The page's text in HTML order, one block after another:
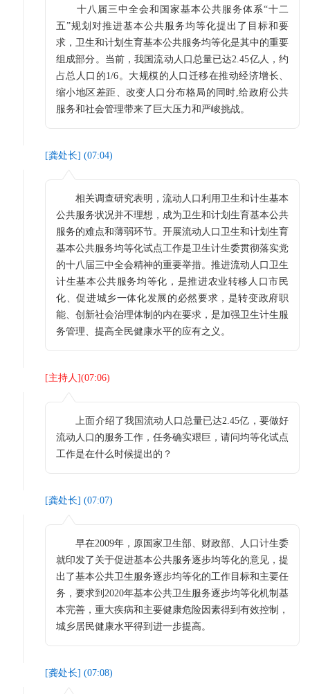
十八届三中全会和国家基本公共服务体系“十二
五”规划对推进基本公共服务均等化提出了目标和要
求，卫生和计划生育基本公共服务均等化是其中的重要
组成部分。当前，我国流动人口总量已达2.45亿人，约
占总人口的1/6。大规模的人口迁移在推动经济增长、
缩小地区差距、改变人口分布格局的同时,给政府公共
服务和社会管理带来了巨大压力和严峻挑战。
[龚处长] (07:04)
相关调查研究表明，流动人口利用卫生和计生基本
公共服务状况并不理想，成为卫生和计划生育基本公共
服务的难点和薄弱环节。开展流动人口卫生和计划生育
基本公共服务均等化试点工作是卫生计生委贯彻落实党
的十八届三中全会精神的重要举措。推进流动人口卫生
计生基本公共服务均等化，是推进农业转移人口市民
化、促进城乡一体化发展的必然要求，是转变政府职
能、创新社会治理体制的内在要求，是加强卫生计生服
务管理、提高全民健康水平的应有之义。
[主持人 ](07:06)
上面介绍了我国流动人口总量已达2.45亿，要做好
流动人口的服务工作，任务确实艰巨，请问均等化试点
工作是在什么时候提出的？
[龚处长] (07:07)
早在2009年，原国家卫生部、财政部、人口计生委
就印发了关于促进基本公共服务逐步均等化的意见，提
出了基本公共卫生服务逐步均等化的工作目标和主要任
务，要求到2020年基本公共卫生服务逐步均等化机制基
本完善，重大疾病和主要健康危险因素得到有效控制，
城乡居民健康水平得到进一步提高。
[龚处长] (07:08)